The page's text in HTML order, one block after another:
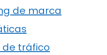
de marca
tráfico